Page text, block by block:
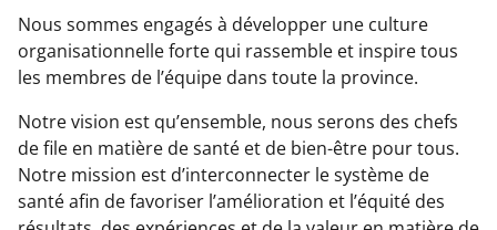
Nous sommes engagés à développer une culture
organisationnelle forte qui rassemble et inspire tous
les membres de l’équipe dans toute la province.
Notre vision est qu’ensemble, nous serons des chefs
de file en matière de santé et de bien-être pour tous.
Notre mission est d’interconnecter le système de
santé afin de favoriser l’amélioration et l’équité des